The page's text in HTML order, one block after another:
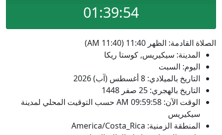
01:39:53
الصلاة القادمة: الظهر 11:40 (11:40 AM)
المدينة: سيكيريس, كوستا ريكا
اليوم: السبت
التاريخ بالميلادي: 8 أغسطس (آب) 2026
التاريخ بالهجري: 25 صفر 1448
الوقت الآن: 09:59:58
AM حسب التوقيت المحلي لمدينة
سيكيريس
المنطقة الزمنية: America/Costa_Rica